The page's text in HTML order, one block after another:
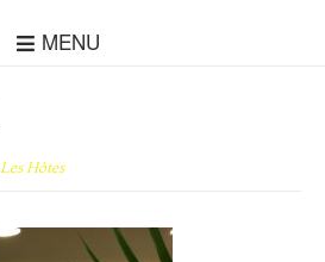
MENU
Les Hôtes